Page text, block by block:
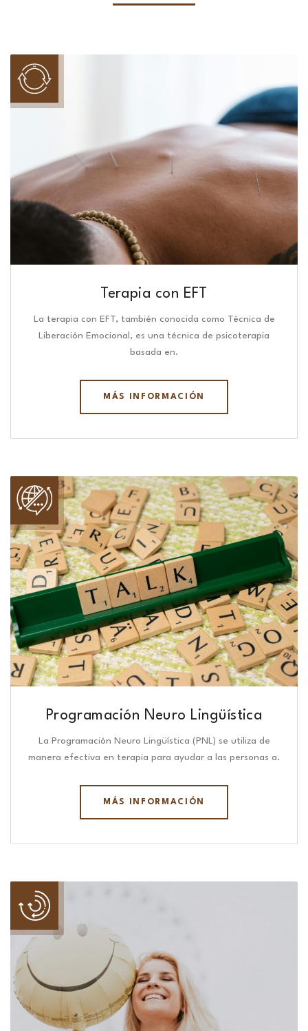
Terapia con EFT
La terapia con EFT, también conocida como Técnica de
Liberación Emocional, es una técnica de psicoterapia
basada en.
MÁS INFORMACIÓN
Programación Neuro Lingüística​
La Programación Neuro Lingüística (PNL) se utiliza de
manera efectiva en terapia para ayudar a las personas a.
MÁS INFORMACIÓN